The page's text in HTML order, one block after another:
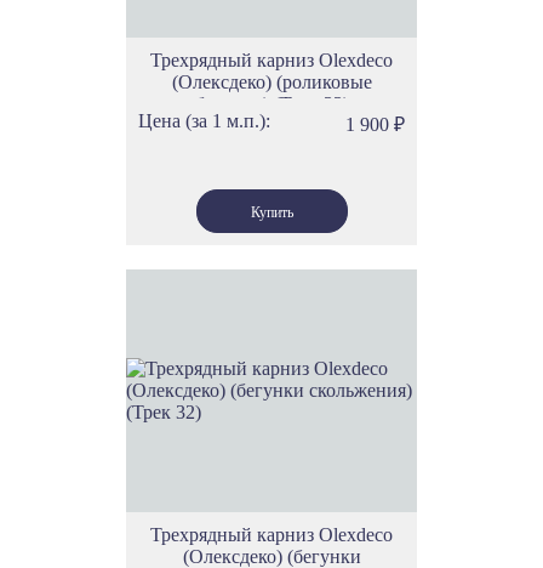
Трехрядный карниз Olexdeco
(Олексдеко) (роликовые
бегунки) (Трек 33)
Цена (за 1 м.п.):
1 900 ₽
Трехрядный карниз Olexdeco
(Олексдеко) (бегунки